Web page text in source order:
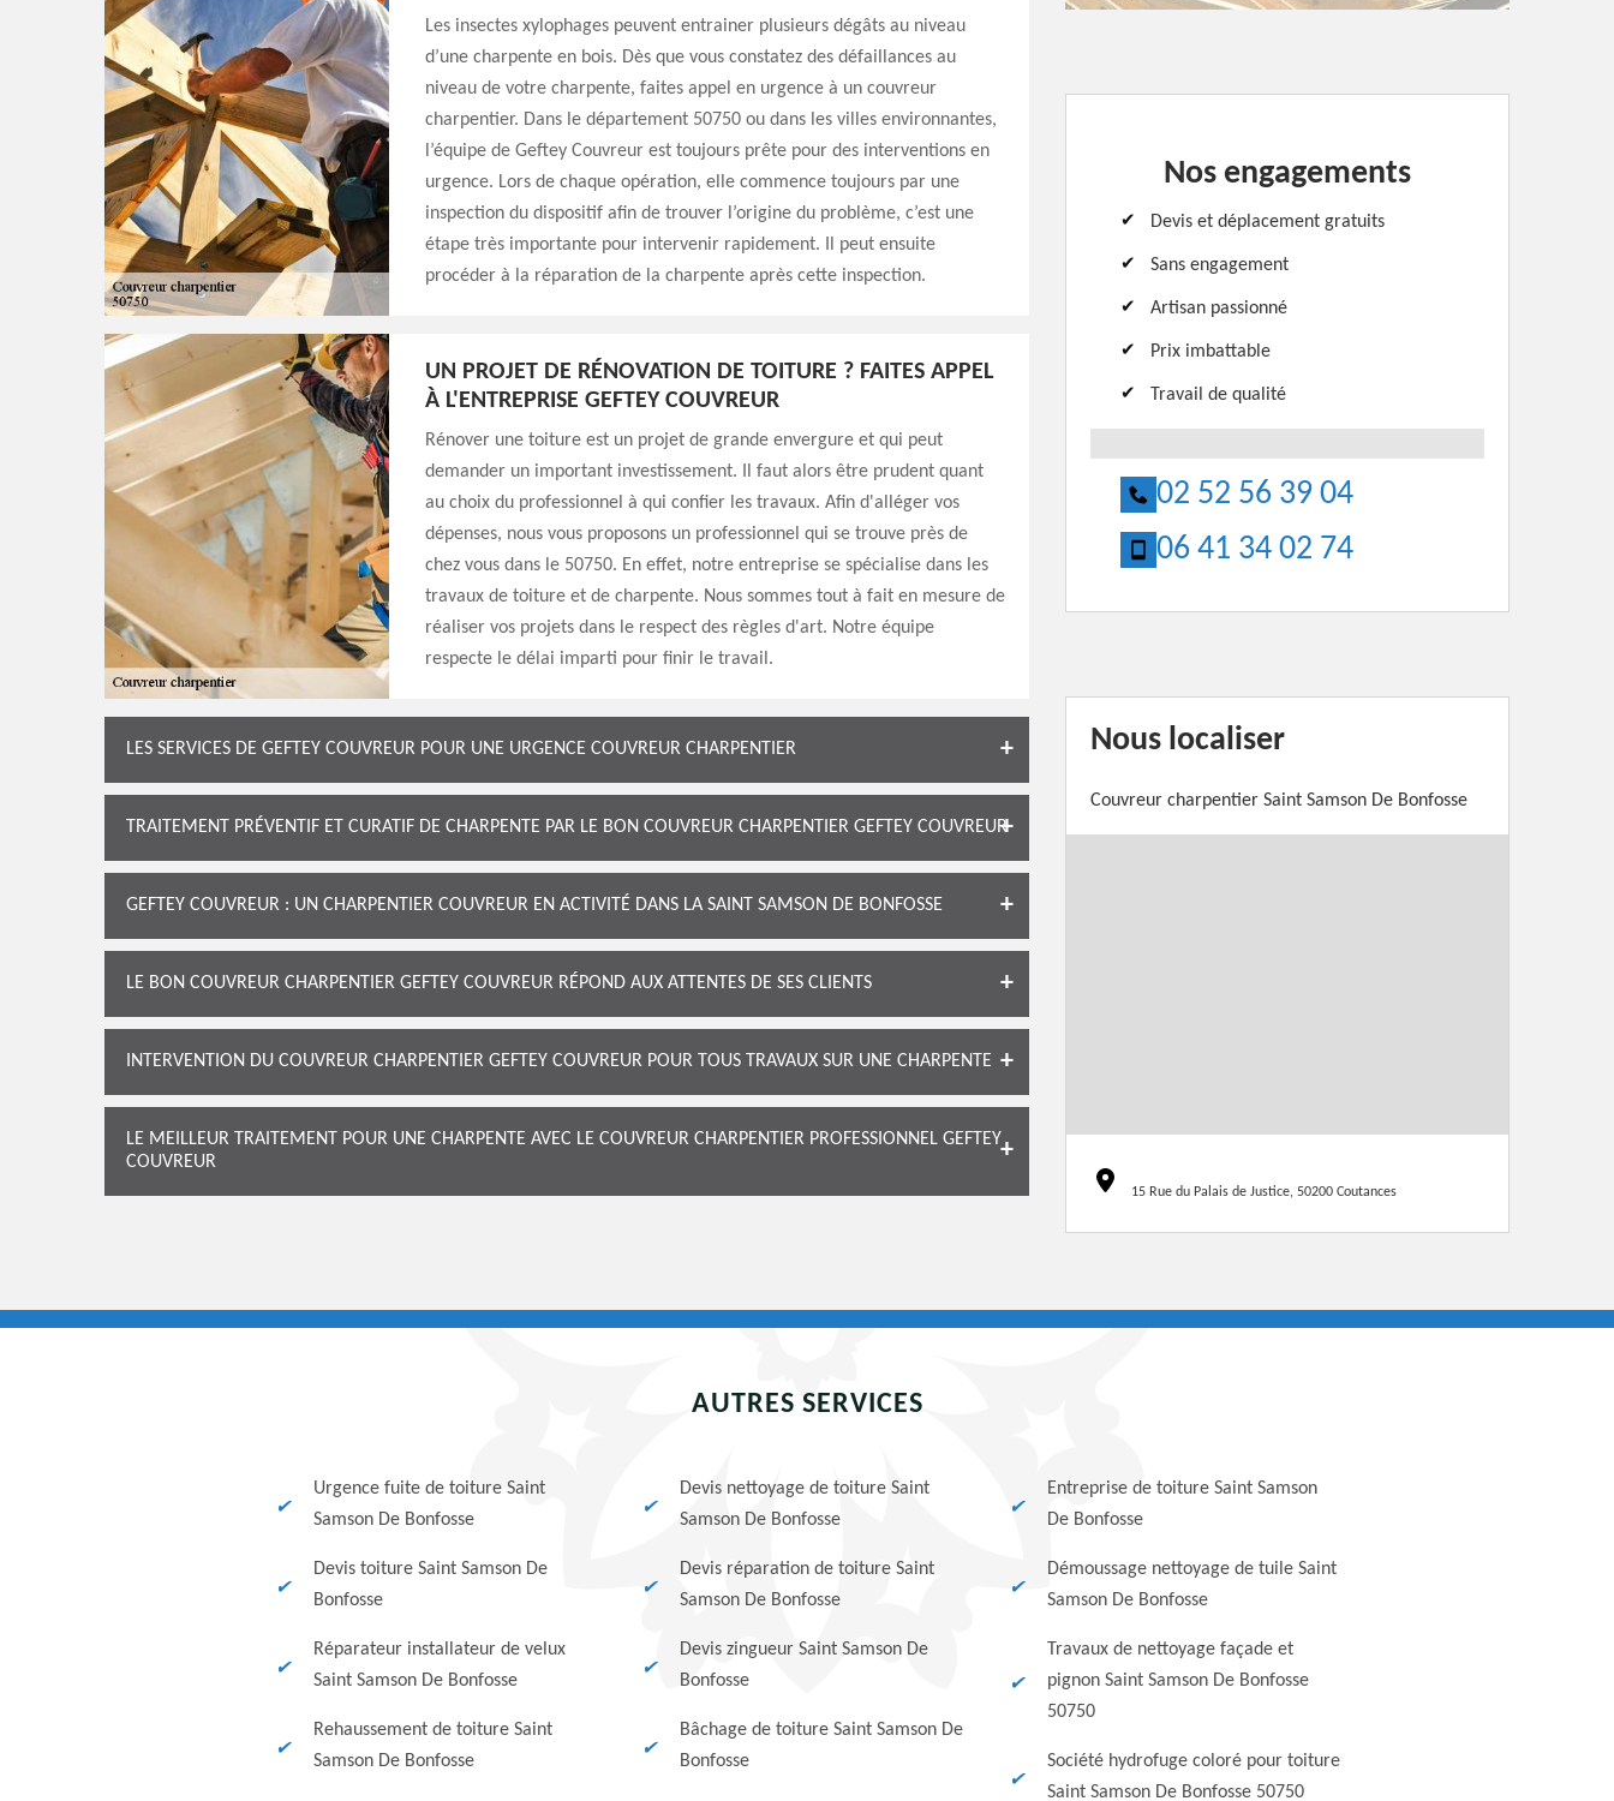
Les insectes xylophages peuvent entrainer plusieurs dégâts au niveau
d’une charpente en bois. Dès que vous constatez des défaillances au
niveau de votre charpente, faites appel en urgence à un couvreur
charpentier. Dans le département 50750 ou dans les villes environnantes,
l’équipe de Geftey Couvreur est toujours prête pour des interventions en
urgence. Lors de chaque opération, elle commence toujours par une
inspection du dispositif afin de trouver l’origine du problème, c’est une
étape très importante pour intervenir rapidement. Il peut ensuite
procéder à la réparation de la charpente après cette inspection.
UN PROJET DE RÉNOVATION DE TOITURE ? FAITES APPEL
À L'ENTREPRISE GEFTEY COUVREUR
Rénover une toiture est un projet de grande envergure et qui peut
demander un important investissement. Il faut alors être prudent quant
au choix du professionnel à qui confier les travaux. Afin d'alléger vos
dépenses, nous vous proposons un professionnel qui se trouve près de
chez vous dans le 50750. En effet, notre entreprise se spécialise dans les
travaux de toiture et de charpente. Nous sommes tout à fait en mesure de
réaliser vos projets dans le respect des règles d'art. Notre équipe
respecte le délai imparti pour finir le travail.
LES SERVICES DE GEFTEY COUVREUR POUR UNE URGENCE COUVREUR CHARPENTIER
TRAITEMENT PRÉVENTIF ET CURATIF DE CHARPENTE PAR LE BON COUVREUR CHARPENTIER GEFTEY COUVREUR
GEFTEY COUVREUR : UN CHARPENTIER COUVREUR EN ACTIVITÉ DANS LA SAINT SAMSON DE BONFOSSE
LE BON COUVREUR CHARPENTIER GEFTEY COUVREUR RÉPOND AUX ATTENTES DE SES CLIENTS
INTERVENTION DU COUVREUR CHARPENTIER GEFTEY COUVREUR POUR TOUS TRAVAUX SUR UNE CHARPENTE
LE MEILLEUR TRAITEMENT POUR UNE CHARPENTE AVEC LE COUVREUR CHARPENTIER PROFESSIONNEL GEFTEY
COUVREUR
Nos engagements
Devis et déplacement gratuits
Sans engagement
Artisan passionné
Prix imbattable
Travail de qualité
02 52 56 39 04
06 41 34 02 74
Nous localiser
Couvreur charpentier Saint Samson De Bonfosse
15 Rue du Palais de Justice, 50200 Coutances
AUTRES SERVICES
Urgence fuite de toiture Saint
Samson De Bonfosse
Devis toiture Saint Samson De
Bonfosse
Réparateur installateur de velux
Saint Samson De Bonfosse
Rehaussement de toiture Saint
Samson De Bonfosse
Devis nettoyage de toiture Saint
Samson De Bonfosse
Devis réparation de toiture Saint
Samson De Bonfosse
Devis zingueur Saint Samson De
Bonfosse
Bâchage de toiture Saint Samson De
Bonfosse
Entreprise de toiture Saint Samson
De Bonfosse
Démoussage nettoyage de tuile Saint
Samson De Bonfosse
Travaux de nettoyage façade et
pignon Saint Samson De Bonfosse
50750
Société hydrofuge coloré pour toiture
Saint Samson De Bonfosse 50750